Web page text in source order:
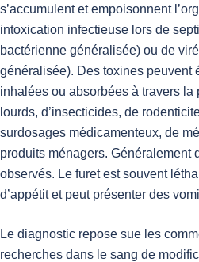
s’accumulent et empoisonnent
intoxication infectieuse lors de
bactérienne généralisée) ou de
généralisée). Des toxines peuvent
inhalées ou absorbées à travers la
lourds, d’insecticides, de
surdosages médicamenteux, de
produits ménagers. Généralement
observés. Le furet est souvent
d’appétit et peut présenter des
Le diagnostic repose sue les
recherches dans le sang de